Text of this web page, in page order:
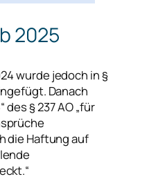
2025
wurde jedoch in §
Danach
des § 237 AO„für
die Haftung auf